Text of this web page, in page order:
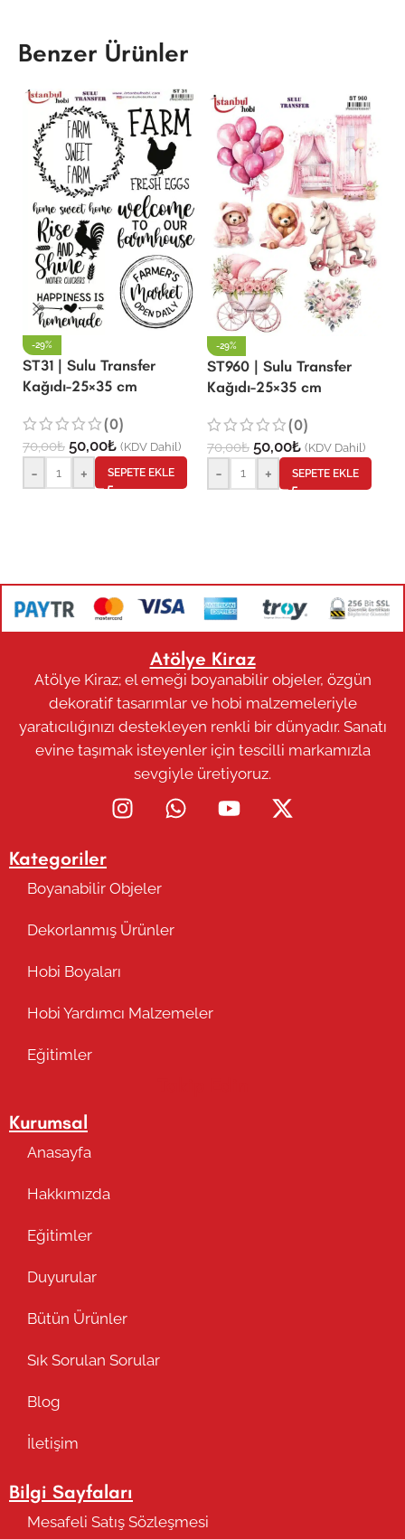
Benzer Ürünler
-29%
ST31 | Sulu Transfer
Kağıdı-25×35 cm
(0)
70,00₺ 50,00₺ (KDV Dahil)
- + SEPETE EKLE
-29%
ST960 | Sulu Transfer
Kağıdı-25×35 cm
(0)
70,00₺ 50,00₺ (KDV Dahil)
- + SEPETE EKLE
Atölye Kiraz
Atölye Kiraz; el emeği boyanabilir objeler, özgün
dekoratif tasarımlar ve hobi malzemeleriyle
yaratıcılığınızı destekleyen renkli bir dünyadır. Sanatı
evine taşımak isteyenler için tescilli markamızla
sevgiyle üretiyoruz.
Kategoriler
Boyanabilir Objeler
Dekorlanmış Ürünler
Hobi Boyaları
Hobi Yardımcı Malzemeler
Eğitimler
Kurumsal
Anasayfa
Hakkımızda
Eğitimler
Duyurular
Bütün Ürünler
Sık Sorulan Sorular
Blog
İletişim
Bilgi Sayfaları
Mesafeli Satış Sözleşmesi